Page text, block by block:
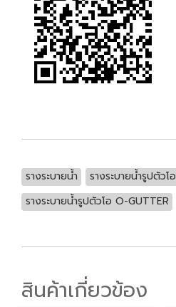
รางระบายน้ำ
รางระบายน้ำรูปตัวโอ
รางระบายน้ำรูปตัวโอ O-GUTTER
สินค้าเกี่ยวข้อง